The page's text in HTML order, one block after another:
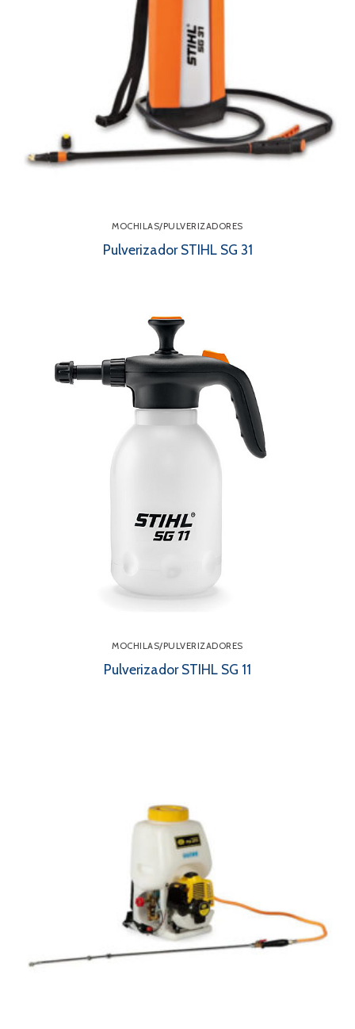
MOCHILAS/PULVERIZADORES
Pulverizador STIHL SG 31
MOCHILAS/PULVERIZADORES
Pulverizador STIHL SG 11